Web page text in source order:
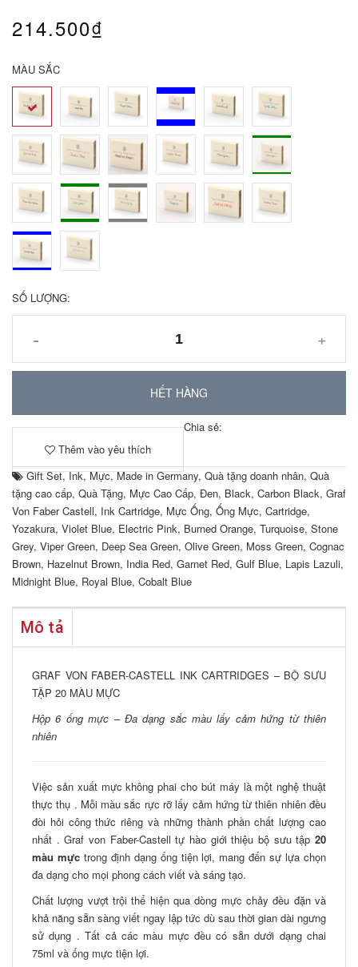
214.500₫
MÀU SẮC
SỐ LƯỢNG:
- +
HẾT HÀNG
Thêm vào yêu thích
Chia sẻ:
Gift Set,Ink,Mực,Made in Germany, Quà tặng doanh nhân, Quà
tặng cao cấp, Quà Tặng, Mực Cao Cấp, Đen, Black, Carbon Black, Graf
Von Faber Castell, Ink Cartridge, Mực Ống, Ống Mực, Cartridge,
Yozakura, Violet Blue, Electric Pink, Burned Orange, Turquoise, Stone
Grey, Viper Green, Deep Sea Green, Olive Green, Moss Green, Cognac
Brown, Hazelnut Brown, India Red, Garnet Red, Gulf Blue, Lapis Lazuli,
Midnight Blue, Royal Blue, Cobalt Blue
Mô tả
GRAF VON FABER-CASTELL INK CARTRIDGES – BỘ SƯU
TẬP 20 MÀU MỰC
Hộp 6 ống mực – Đa dạng sắc màu lấy cảm hứng từ thiên
nhiên
Việc sản xuất mực không phai cho bút máy là một nghệ thuật
thực thụ . Mỗi màu sắc rực rỡ lấy cảm hứng từ thiên nhiên đều
đòi hỏi công thức riêng và những thành phần chất lượng cao
nhất . Graf von Faber-Castell tự hào giới thiệu bộ sưu tập 20
màu mựctrong định dạng ống tiện lợi, mang đến sự lựa chọn
đa dạng cho mọi phong cách viết và sáng tạo.
Chất lượng vượt trội thể hiện qua dòng mực chảy đều đặn và
khả năng sẵn sàng viết ngay lập tức dù sau thời gian dài ngưng
sử dụng . Tất cả các màu mực đều có sẵn dưới dạng chai
75ml và ống mực tiện lợi.